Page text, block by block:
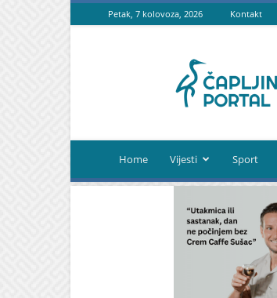
Petak, 7 kolovoza, 2026 Kontakt
portal
Home Vijesti Sport